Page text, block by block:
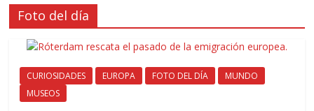
Foto del día
CURIOSIDADES EUROPA FOTO DEL DÍA
MUNDO
MUSEOS